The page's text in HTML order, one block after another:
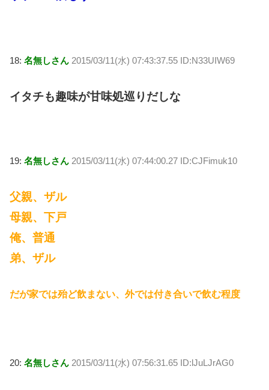
18: 名無しさん 2015/03/11(水) 07:43:37.55 ID:N33UIW69
イタチも趣味が甘味処巡りだしな
19: 名無しさん 2015/03/11(水) 07:44:00.27 ID:CJFimuk10
父親、ザル
母親、下戸
俺、普通
弟、ザル
だが家では殆ど飲まない、外では付き合いで飲む程度
20: 名無しさん 2015/03/11(水) 07:56:31.65 ID:lJuLJrAG0